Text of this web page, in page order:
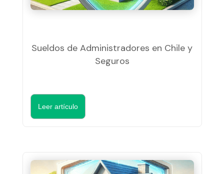
Sueldos de Administradores en Chile y
Seguros
Leer artículo